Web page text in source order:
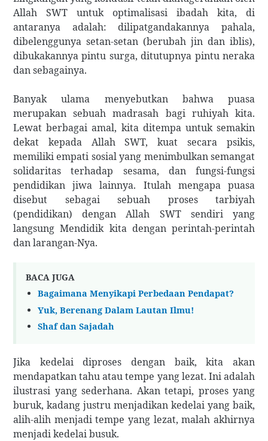
Allah SWT untuk optimalisasi ibadah kita, di
antaranya adalah: dilipatgandakannya pahala,
dibelenggunya setan-setan (berubah jin dan iblis),
dibukakannya pintu surga, ditutupnya pintu neraka
dan sebagainya.
Banyak ulama menyebutkan bahwa puasa
merupakan sebuah madrasah bagi ruhiyah kita.
Lewat berbagai amal, kita ditempa untuk semakin
dekat kepada Allah SWT, kuat secara psikis,
memiliki empati sosial yang menimbulkan semangat
solidaritas terhadap sesama, dan fungsi-fungsi
pendidikan jiwa lainnya. Itulah mengapa puasa
disebut sebagai sebuah proses tarbiyah
(pendidikan) dengan Allah SWT sendiri yang
langsung Mendidik kita dengan perintah-perintah
dan larangan-Nya.
BACA JUGA
Bagaimana Menyikapi Perbedaan Pendapat?
Yuk, Berenang Dalam Lautan Ilmu!
Shaf dan Sajadah
Jika kedelai diproses dengan baik, kita akan
mendapatkan tahu atau tempe yang lezat. Ini adalah
ilustrasi yang sederhana. Akan tetapi, proses yang
buruk, kadang justru menjadikan kedelai yang baik,
alih-alih menjadi tempe yang lezat, malah akhirnya
menjadi kedelai busuk.